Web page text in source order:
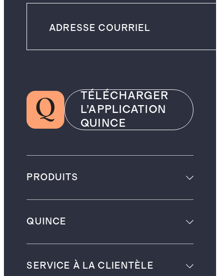
TÉLÉCHARGER
L’APPLICATION
QUINCE
PRODUITS
QUINCE
SERVICE À LA CLIENTÈLE